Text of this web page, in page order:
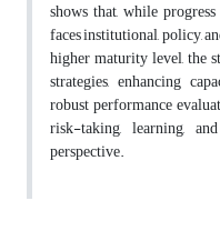
shows that, while
faces institutional, policy,
higher maturity level, the
strategies, enhancing
robust performance
risk-taking, learning,
perspective.